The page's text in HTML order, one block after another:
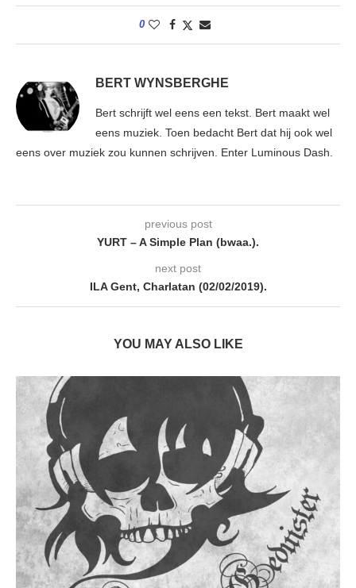
0
BERT WYNSBERGHE
Bert schrijft wel eens een tekst. Bert maakt wel
eens muziek. Toen bedacht Bert dat hij ook wel
eens over muziek zou kunnen schrijven. Enter Luminous Dash.
previous post
YURT – A Simple Plan (bwaa.).
next post
ILA Gent, Charlatan (02/02/2019).
YOU MAY ALSO LIKE